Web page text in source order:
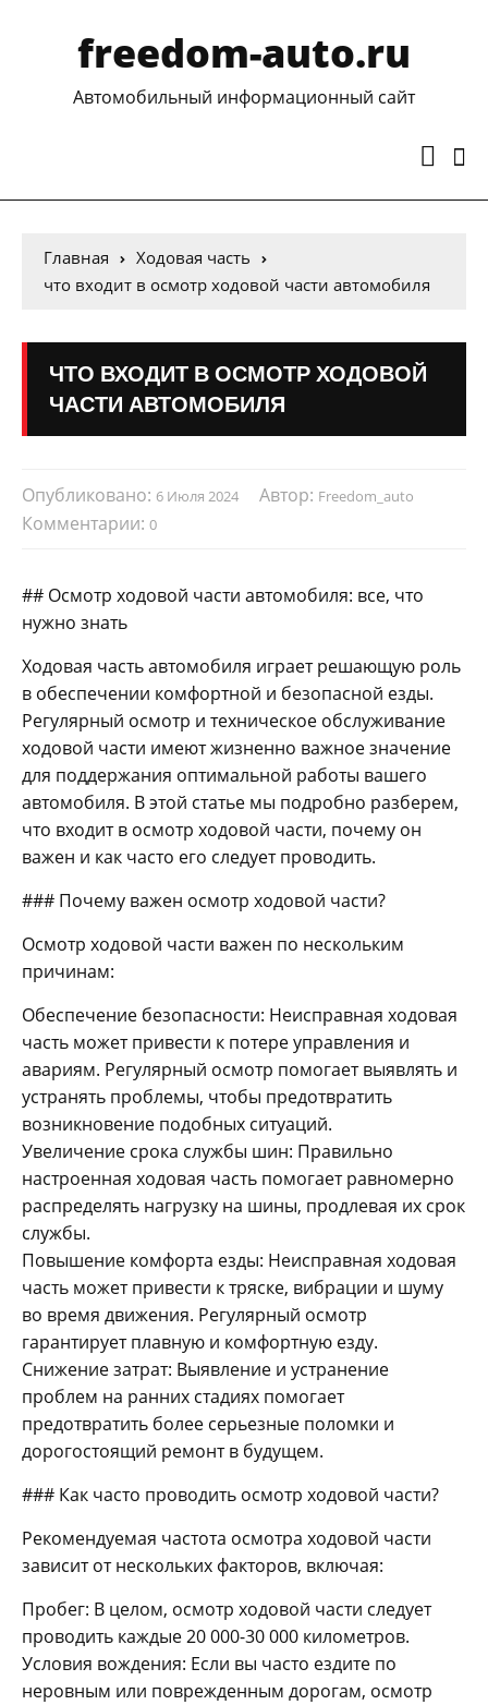
freedom-auto.ru
Автомобильный информационный сайт
Главная
Ходовая часть
что входит в осмотр ходовой части автомобиля
ЧТО ВХОДИТ В ОСМОТР ХОДОВОЙ
ЧАСТИ АВТОМОБИЛЯ
Опубликовано: 6 Июля 2024 Автор: Freedom_auto
Комментарии: 0
## Осмотр ходовой части автомобиля: все, что
нужно знать
Ходовая часть автомобиля играет решающую роль
в обеспечении комфортной и безопасной езды.
Регулярный осмотр и техническое обслуживание
ходовой части имеют жизненно важное значение
для поддержания оптимальной работы вашего
автомобиля. В этой статье мы подробно разберем,
что входит в осмотр ходовой части, почему он
важен и как часто его следует проводить.
### Почему важен осмотр ходовой части?
Осмотр ходовой части важен по нескольким
причинам:
Обеспечение безопасности: Неисправная ходовая
часть может привести к потере управления и
авариям. Регулярный осмотр помогает выявлять и
устранять проблемы, чтобы предотвратить
возникновение подобных ситуаций.
Увеличение срока службы шин: Правильно
настроенная ходовая часть помогает равномерно
распределять нагрузку на шины, продлевая их срок
службы.
Повышение комфорта езды: Неисправная ходовая
часть может привести к тряске, вибрации и шуму
во время движения. Регулярный осмотр
гарантирует плавную и комфортную езду.
Снижение затрат: Выявление и устранение
проблем на ранних стадиях помогает
предотвратить более серьезные поломки и
дорогостоящий ремонт в будущем.
### Как часто проводить осмотр ходовой части?
Рекомендуемая частота осмотра ходовой части
зависит от нескольких факторов, включая:
Пробег: В целом, осмотр ходовой части следует
проводить каждые 20 000-30 000 километров.
Условия вождения: Если вы часто ездите по
неровным или поврежденным дорогам, осмотр